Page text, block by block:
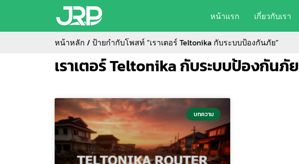
หน้าแรก เกี่ยวกับเรา
หน้าหลัก / ป้ายกำกับโพสท์ “เราเตอร์ Teltonika กับระบบป้องกันภัย”
เราเตอร์ Teltonika กับระบบป้องกันภัย
บทความ